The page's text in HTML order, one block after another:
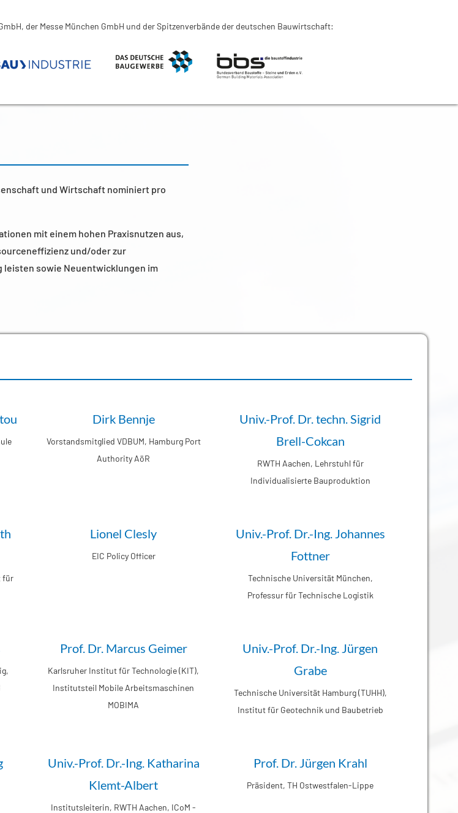
der Messe München GmbH und der Spitzenverbände der deutschen Bauwirtschaft:
und Wirtschaft nominiert pro
mit einem hohen Praxisnutzen aus,
und/oder zur
sowie Neuentwicklungen im
Dirk Bennje
Vorstandsmitglied VDBUM, Hamburg Port
Authority AöR
Univ.-Prof. Dr. techn. Sigrid
Brell-Cokcan
RWTH Aachen, Lehrstuhl für
Individualisierte Bauproduktion
für
Lionel Clesly
EIC Policy Officer
Univ.-Prof. Dr.-Ing. Johannes
Fottner
Technische Universität München,
Professur für Technische Logistik
Prof. Dr. Marcus Geimer
Karlsruher Institut für Technologie (KIT),
Institutsteil Mobile Arbeitsmaschinen
MOBIMA
Univ.-Prof. Dr.-Ing. Jürgen
Grabe
Technische Universität Hamburg (TUHH),
Institut für Geotechnik und Baubetrieb
Univ.-Prof. Dr.-Ing. Katharina
Klemt-Albert
Institutsleiterin, RWTH Aachen, ICoM -
Prof. Dr. Jürgen Krahl
Präsident, TH Ostwestfalen-Lippe